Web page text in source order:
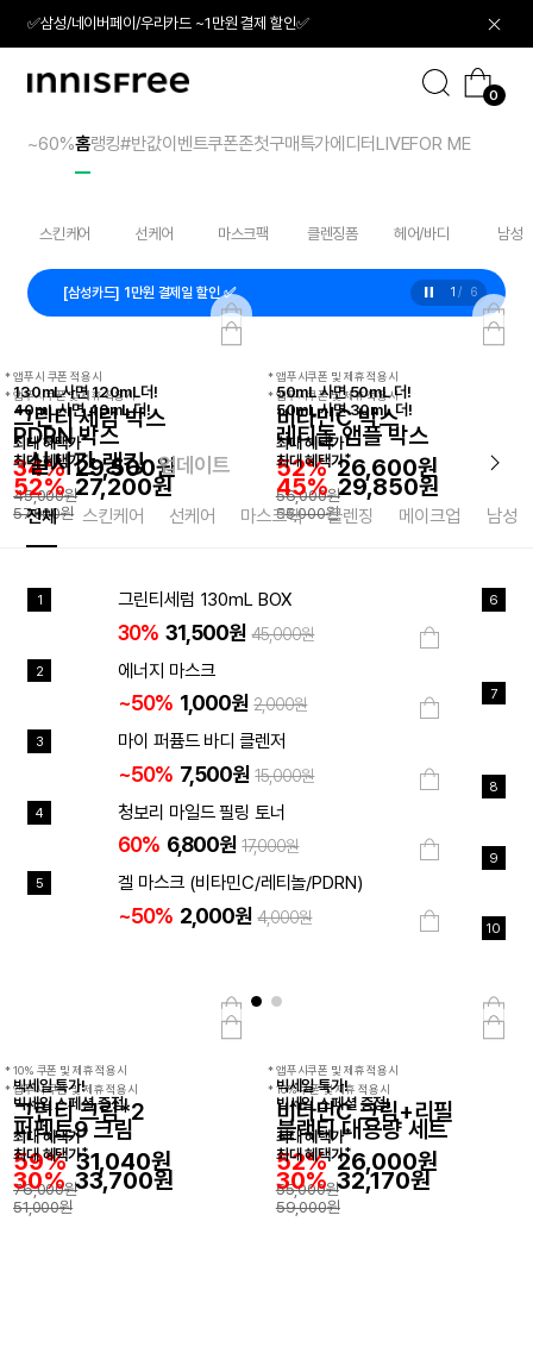
문
✅삼성/네이버페이/우리카드 ~1만원 결제 할인✅
스
0
~60%홈랭킹#반값이벤트쿠폰존첫구매특가에디터LIVEFOR ME
시원한 여름토너 60% 특가
04
스킨케어 선케어 마스크팩 클렌징폼 헤어/바디 남성
[네이버페이] NPAY 5천원 적립 2 6
130mL사면 120mL더!
그린티 세럼 박스
최대 혜택가*
34%29,500원
45,000원
* 앱푸시 쿠폰 적용시
50mL 사면 50mL 더!
비타민C 박스
최대 혜택가*
52%26,600원
56,000원
* 앱푸시쿠폰 및 제휴 적용시
40mL 사면 40mL 더!
PDRN 박스
최대 혜택가*
52%27,200원
57,000원
* 앱푸시쿠폰 및 제휴 적용시
50mL 사면 30mL 더!
레티놀 앰플 박스
최대 혜택가*
45%29,850원
55,000원
* 앱푸시쿠폰 및 제휴 적용시
실시간 랭킹 업데이트
전체 스킨케어 선케어 마스크팩 클렌징 메이크업 남성
1 그린티세럼 130mL BOX
30% 31,500원 45,000원
2 에너지 마스크
~50% 1,000원 2,000원
3 마이 퍼퓸드 바디 클렌저
~50% 7,500원 15,000원
4 청보리 마일드 필링 토너
60% 6,800원 17,000원
5 겔 마스크 (비타민C/레티놀/PDRN)
~50% 2,000원 4,000원
6
7
8
9
10
빅세일 특가!
그린티 크림*2
최대 혜택가*
59%31,040원
76,000원
* 10% 쿠폰 및 제휴 적용시
빅세일 특가!
비타민C 크림+리필
최대 혜택가*
52%26,000원
55,000원
* 앱푸시쿠폰 및 제휴 적용시
빅세일 스페셜 증정!
퍼펙트9 크림
최대 혜택가*
30%33,700원
51,000원
* 앱푸시 쿠폰 및 제휴 적용시
빅세일 스페셜 증정!
블랙티 대용량 세트
최대 혜택가*
30%32,170원
59,000원
* 10% 쿠폰 및 제휴 적용시